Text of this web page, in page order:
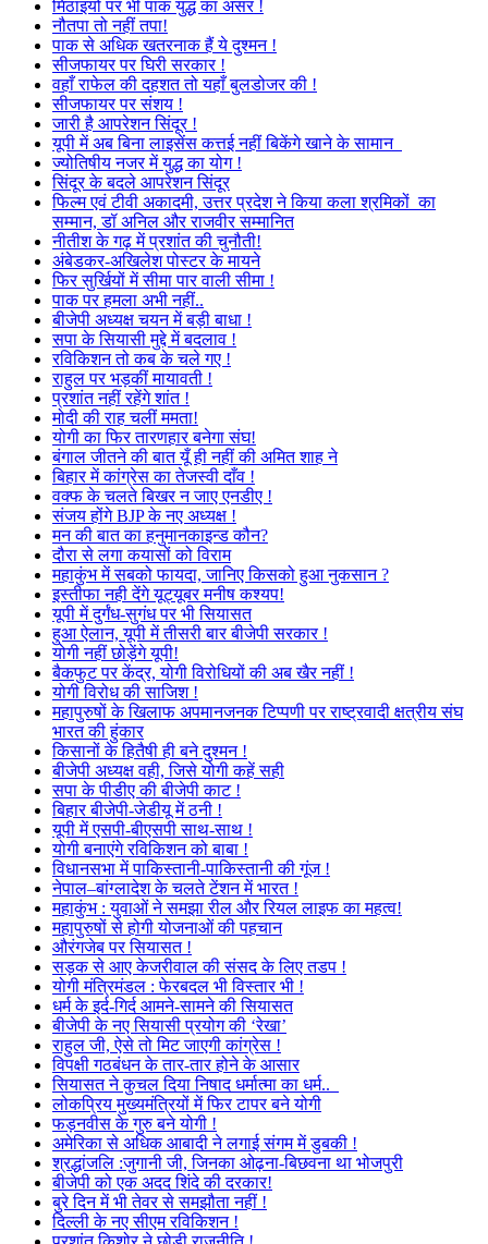
मिठाइयों पर भी पाक युद्ध का असर !
नौतपा तो नहीं तपा!
पाक से अधिक खतरनाक हैं ये दुश्मन !
सीजफायर पर घिरी सरकार !
वहाँ राफेल की दहशत तो यहाँ बुलडोजर की !
सीजफायर पर संशय !
जारी है आपरेशन सिंदूर !
यूपी में अब बिना लाइसेंस कत्तई नहीं बिकेंगे खाने के सामान
ज्योतिषीय नजर में युद्ध का योग !
सिंदूर के बदले आपरेशन सिंदूर
फिल्म एवं टीवी अकादमी, उत्तर प्रदेश ने किया कला श्रमिकों का
सम्मान, डॉ अनिल और राजवीर सम्मानित
नीतीश के गढ़ में प्रशांत की चुनौती!
अंबेडकर-अखिलेश पोस्टर के मायने
फिर सुर्खियों में सीमा पार वाली सीमा !
पाक पर हमला अभी नहीं..
बीजेपी अध्यक्ष चयन में बड़ी बाधा !
सपा के सियासी मुद्दे में बदलाव !
रविकिशन तो कब के चले गए !
राहुल पर भड़कीं मायावती !
प्रशांत नहीं रहेंगे शांत !
मोदी की राह चलीं ममता!
योगी का फिर तारणहार बनेगा संघ!
बंगाल जीतने की बात यूँ ही नहीं की अमित शाह ने
बिहार में कांग्रेस का तेजस्वी दाँव !
वक्फ के चलते बिखर न जाए एनडीए !
संजय होंगे BJP के नए अध्यक्ष !
मन की बात का हनुमानकाइन्ड कौन?
दौरा से लगा कयासों को विराम
महाकुंभ में सबको फायदा, जानिए किसको हुआ नुकसान ?
इस्तीफा नही देंगे यूट्यूबर मनीष कश्यप!
यूपी में दुर्गंध-सुगंध पर भी सियासत
हुआ ऐलान, यूपी में तीसरी बार बीजेपी सरकार !
योगी नहीं छोड़ेंगे यूपी!
बैकफुट पर केंद्र, योगी विरोधियों की अब खैर नहीं !
योगी विरोध की साजिश !
महापुरुषों के खिलाफ अपमानजनक टिप्पणी पर राष्ट्रवादी क्षत्रीय संघ
भारत की हुंकार
किसानों के हितैषी ही बने दुश्मन !
बीजेपी अध्यक्ष वही, जिसे योगी कहें सही
सपा के पीडीए की बीजेपी काट !
बिहार बीजेपी-जेडीयू में ठनी !
यूपी में एसपी-बीएसपी साथ-साथ !
योगी बनाएंगे रविकिशन को बाबा !
विधानसभा में पाकिस्तानी-पाकिस्तानी की गूंज !
नेपाल–बांग्लादेश के चलते टेंशन में भारत !
महाकुंभ : युवाओं ने समझा रील और रियल लाइफ का महत्व!
महापुरुषों से होगी योजनाओं की पहचान
औरंगजेब पर सियासत !
सड़क से आए केजरीवाल की संसद के लिए तडप !
योगी मंत्रिमंडल : फेरबदल भी विस्तार भी !
धर्म के इर्द-गिर्द आमने-सामने की सियासत
बीजेपी के नए सियासी प्रयोग की ‘रेखा’
राहुल जी, ऐसे तो मिट जाएगी कांग्रेस !
विपक्षी गठबंधन के तार-तार होने के आसार
सियासत ने कुचल दिया निषाद धर्मात्मा का धर्म..
लोकप्रिय मुख्यमंत्रियों में फिर टापर बने योगी
फड़नवीस के गुरु बने योगी !
अमेरिका से अधिक आबादी ने लगाई संगम में डुबकी !
श्रद्धांजलि :जुगानी जी, जिनका ओढ़ना-बिछवना था भोजपुरी
बीजेपी को एक अदद शिंदे की दरकार!
बुरे दिन में भी तेवर से समझौता नहीं !
दिल्ली के नए सीएम रविकिशन !